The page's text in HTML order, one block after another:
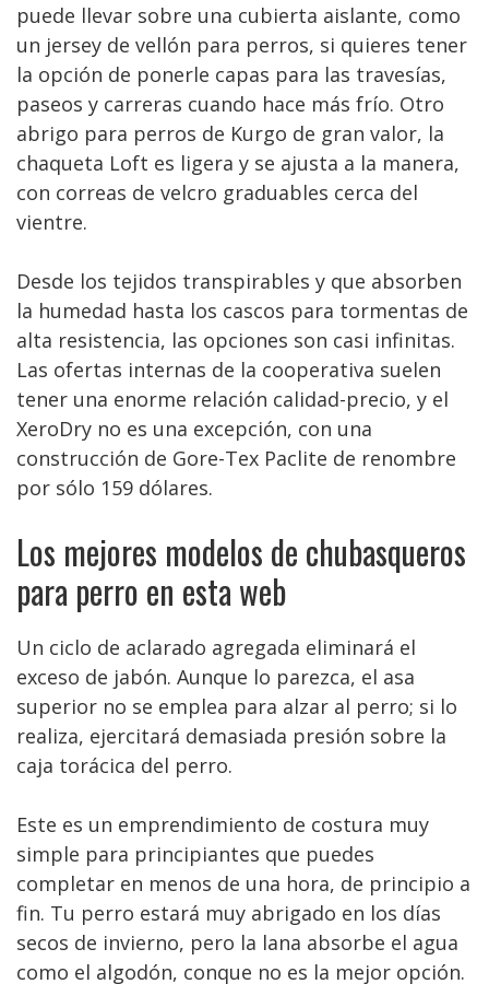
puede llevar sobre una cubierta aislante, como
un jersey de vellón para perros, si quieres tener
la opción de ponerle capas para las travesías,
paseos y carreras cuando hace más frío. Otro
abrigo para perros de Kurgo de gran valor, la
chaqueta Loft es ligera y se ajusta a la manera,
con correas de velcro graduables cerca del
vientre.
Desde los tejidos transpirables y que absorben
la humedad hasta los cascos para tormentas de
alta resistencia, las opciones son casi infinitas.
Las ofertas internas de la cooperativa suelen
tener una enorme relación calidad-precio, y el
XeroDry no es una excepción, con una
construcción de Gore-Tex Paclite de renombre
por sólo 159 dólares.
Los mejores modelos de chubasqueros
para perro en esta web
Un ciclo de aclarado agregada eliminará el
exceso de jabón. Aunque lo parezca, el asa
superior no se emplea para alzar al perro; si lo
realiza, ejercitará demasiada presión sobre la
caja torácica del perro.
Este es un emprendimiento de costura muy
simple para principiantes que puedes
completar en menos de una hora, de principio a
fin. Tu perro estará muy abrigado en los días
secos de invierno, pero la lana absorbe el agua
como el algodón, conque no es la mejor opción.